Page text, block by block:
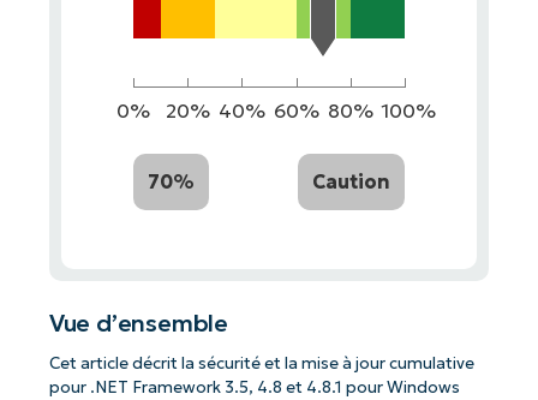
0% 20% 40% 60% 80% 100%
70% Caution
Vue d’ensemble
Cet article décrit la sécurité et la mise à jour cumulative
pour .NET Framework 3.5, 4.8 et 4.8.1 pour Windows